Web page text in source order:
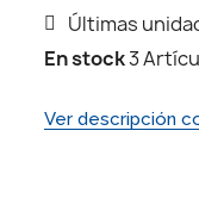
Últimas
En stock3
Ver descripción